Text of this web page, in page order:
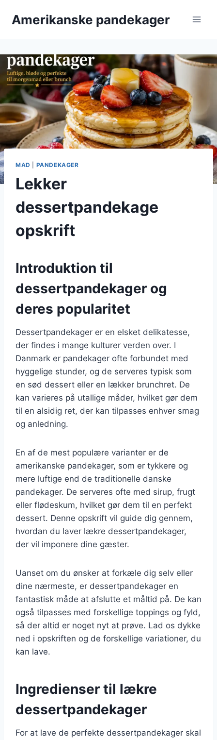
Amerikanske pandekager
MAD PANDEKAGER
Lekker
dessertpandekage
opskrift
Introduktion til
dessertpandekager og
deres popularitet
Dessertpandekager er en elsket delikatesse,
der findes i mange kulturer verden over. I
Danmark er pandekager ofte forbundet med
hyggelige stunder, og de serveres typisk som
en sød dessert eller en lækker brunchret. De
kan varieres på utallige måder, hvilket gør dem
til en alsidig ret, der kan tilpasses enhver smag
og anledning.
En af de mest populære varianter er de
amerikanske pandekager, som er tykkere og
mere luftige end de traditionelle danske
pandekager. De serveres ofte med sirup, frugt
eller flødeskum, hvilket gør dem til en perfekt
dessert. Denne opskrift vil guide dig gennem,
hvordan du laver lækre dessertpandekager,
der vil imponere dine gæster.
Uanset om du ønsker at forkæle dig selv eller
dine nærmeste, er dessertpandekager en
fantastisk måde at afslutte et måltid på. De kan
også tilpasses med forskellige toppings og fyld,
så der altid er noget nyt at prøve. Lad os dykke
ned i opskriften og de forskellige variationer, du
kan lave.
Ingredienser til lækre
dessertpandekager
For at lave de perfekte dessertpandekager skal